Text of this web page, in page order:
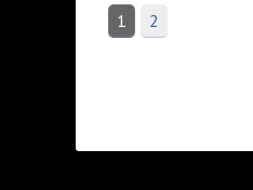
1
2